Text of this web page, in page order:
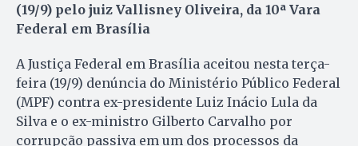
(19/9) pelo juiz Vallisney Oliveira, da 10ª Vara
Federal em Brasília
A Justiça Federal em Brasília aceitou nesta terça-
feira (19/9) denúncia do Ministério Público Federal
(MPF) contra ex-presidente Luiz Inácio Lula da
Silva e o ex-ministro Gilberto Carvalho por
corrupção passiva em um dos processos da